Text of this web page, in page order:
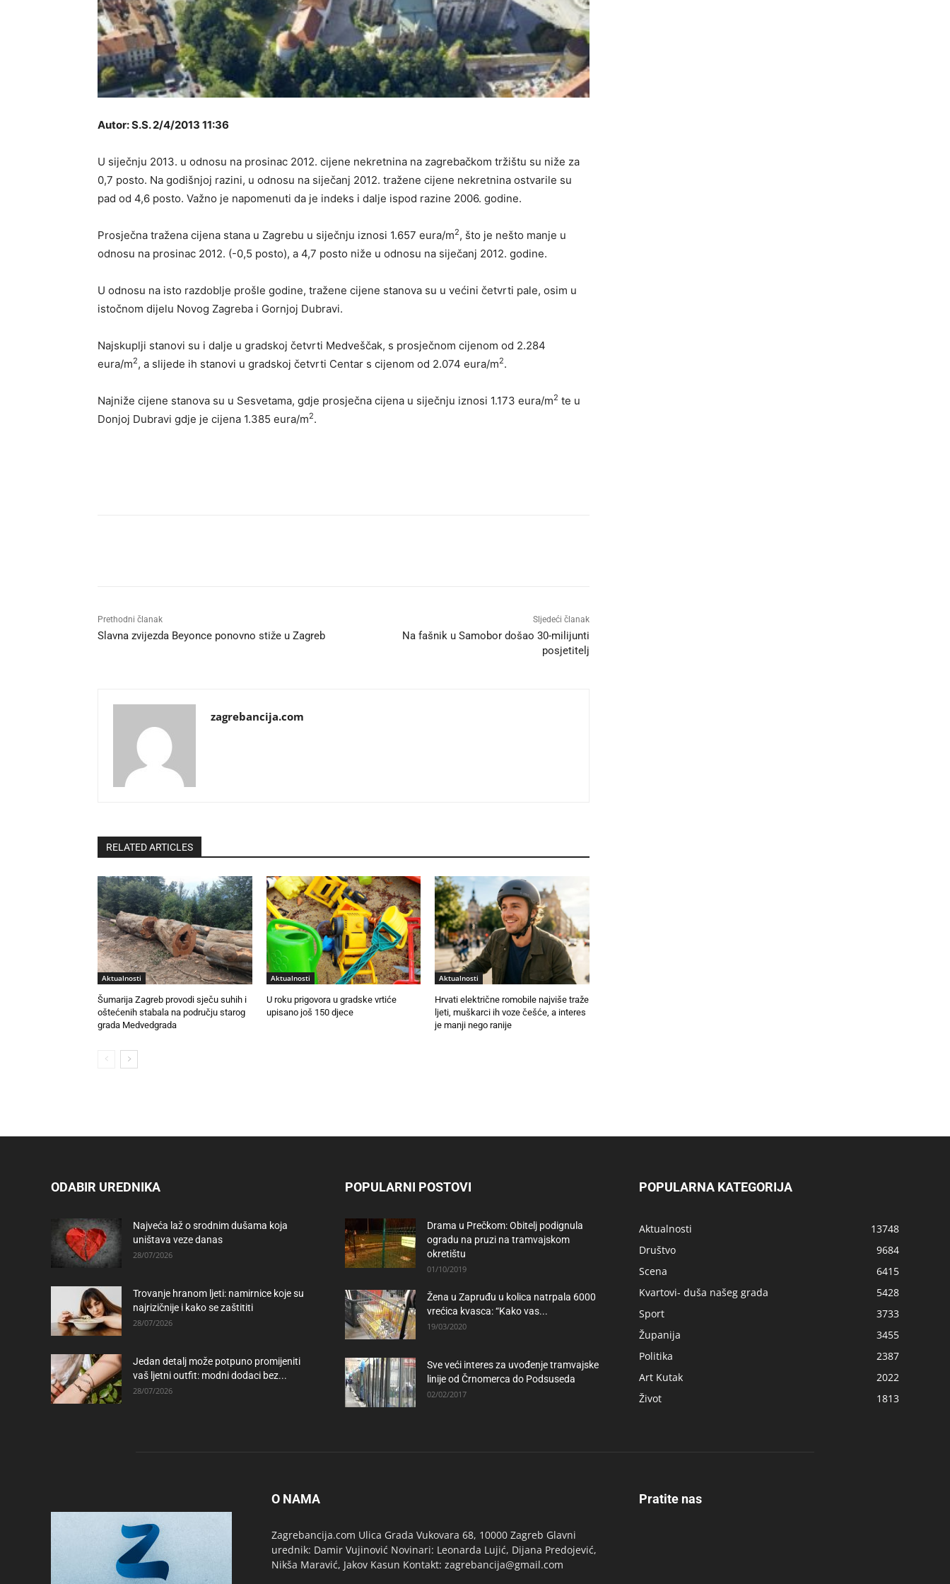
Autor: S.S. 2/4/2013 11:36
U siječnju 2013. u odnosu na prosinac 2012. cijene nekretnina na zagrebačkom tržištu su niže za
0,7 posto. Na godišnjoj razini, u odnosu na siječanj 2012. tražene cijene nekretnina ostvarile su
pad od 4,6 posto. Važno je napomenuti da je indeks i dalje ispod razine 2006. godine.
Prosječna tražena cijena stana u Zagrebu u siječnju iznosi 1.657 eura/m2, što je nešto manje u
odnosu na prosinac 2012. (-0,5 posto), a 4,7 posto niže u odnosu na siječanj 2012. godine.
U odnosu na isto razdoblje prošle godine, tražene cijene stanova su u većini četvrti pale, osim u
istočnom dijelu Novog Zagreba i Gornjoj Dubravi.
Najskuplji stanovi su i dalje u gradskoj četvrti Medveščak, s prosječnom cijenom od 2.284
eura/m2, a slijede ih stanovi u gradskoj četvrti Centar s cijenom od 2.074 eura/m2.
Najniže cijene stanova su u Sesvetama, gdje prosječna cijena u siječnju iznosi 1.173 eura/m2 te u
Donjoj Dubravi gdje je cijena 1.385 eura/m2.
Prethodni članak
Slavna zvijezda Beyonce ponovno stiže u Zagreb
Sljedeći članak
Na fašnik u Samobor došao 30-milijunti
posjetitelj
zagrebancija.com
RELATED ARTICLES
Aktualnosti
Šumarija Zagreb provodi sječu suhih i
oštećenih stabala na području starog
grada Medvedgrada
Aktualnosti
U roku prigovora u gradske vrtiće
upisano još 150 djece
Aktualnosti
Hrvati električne romobile najviše traže
ljeti, muškarci ih voze češće, a interes
je manji nego ranije
ODABIR UREDNIKA
Najveća laž o srodnim dušama koja
uništava veze danas
28/07/2026
Trovanje hranom ljeti: namirnice koje su
najrizičnije i kako se zaštititi
28/07/2026
Jedan detalj može potpuno promijeniti
vaš ljetni outfit: modni dodaci bez...
28/07/2026
POPULARNI POSTOVI
Drama u Prečkom: Obitelj podignula
ogradu na pruzi na tramvajskom
okretištu
01/10/2019
Žena u Zapruđu u kolica natrpala 6000
vrećica kvasca: “Kako vas...
19/03/2020
Sve veći interes za uvođenje tramvajske
linije od Črnomerca do Podsuseda
02/02/2017
POPULARNA KATEGORIJA
Aktualnosti
13748
Društvo
9684
Scena
6415
Kvartovi- duša našeg grada
5428
Sport
3733
Županija
3455
Politika
2387
Art Kutak
2022
Život
1813
O NAMA
Zagrebancija.com Ulica Grada Vukovara 68, 10000 Zagreb Glavni
urednik: Damir Vujinović Novinari: Leonarda Lujić, Dijana Predojević,
Nikša Maravić, Jakov Kasun Kontakt: zagrebancija@gmail.com
Pratite nas